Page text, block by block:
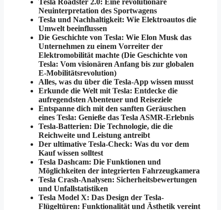
Tesla Roadster 2.0: Eine revolutionäre
Neuinterpretation des Sportwagens
Tesla und Nachhaltigkeit: Wie Elektroautos die
Umwelt beeinflussen
Die Geschichte von Tesla: Wie Elon Musk das
Unternehmen zu einem Vorreiter der
Elektromobilität machte (Die Geschichte von
Tesla: Vom visionären Anfang bis zur globalen
E-Mobilitätsrevolution)
Alles, was du über die Tesla-App wissen musst
Erkunde die Welt mit Tesla: Entdecke die
aufregendsten Abenteuer und Reiseziele
Entspanne dich mit den sanften Geräuschen
eines Tesla: Genieße das Tesla ASMR-Erlebnis
Tesla-Batterien: Die Technologie, die die
Reichweite und Leistung antreibt
Der ultimative Tesla-Check: Was du vor dem
Kauf wissen solltest
Tesla Dashcam: Die Funktionen und
Möglichkeiten der integrierten Fahrzeugkamera
Tesla Crash-Analysen: Sicherheitsbewertungen
und Unfallstatistiken
Tesla Model X: Das Design der Tesla-
Flügeltüren: Funktionalität und Ästhetik vereint